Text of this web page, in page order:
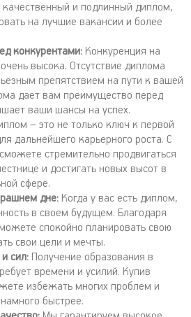
и подлинный диплом,
на лучшие вакансии и более
конкурентами: Конкуренция на
высока. Отсутствие диплома
препятствием на пути к вашей
дает вам преимущество перед
ваши шансы на успех.
– это не только ключ к первой
дальнейшего карьерного роста. С
стремительно продвигаться
и достигать новых высот в
сфере.
дне: Когда у вас есть диплом,
в своем будущем. Благодаря
спокойно планировать свою
свои цели и мечты.
сил: Получение образования в
времени и усилий. Купив
избежать многих проблем и
быстрее.